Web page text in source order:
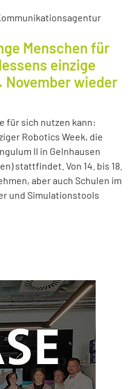
Menschen für
einzige
November wieder
für sich nutzen kann:
Robotics Week, die
II in Gelnhausen
stattfindet. Von 14. bis 18.
aber auch Schulen im
und Simulationstools